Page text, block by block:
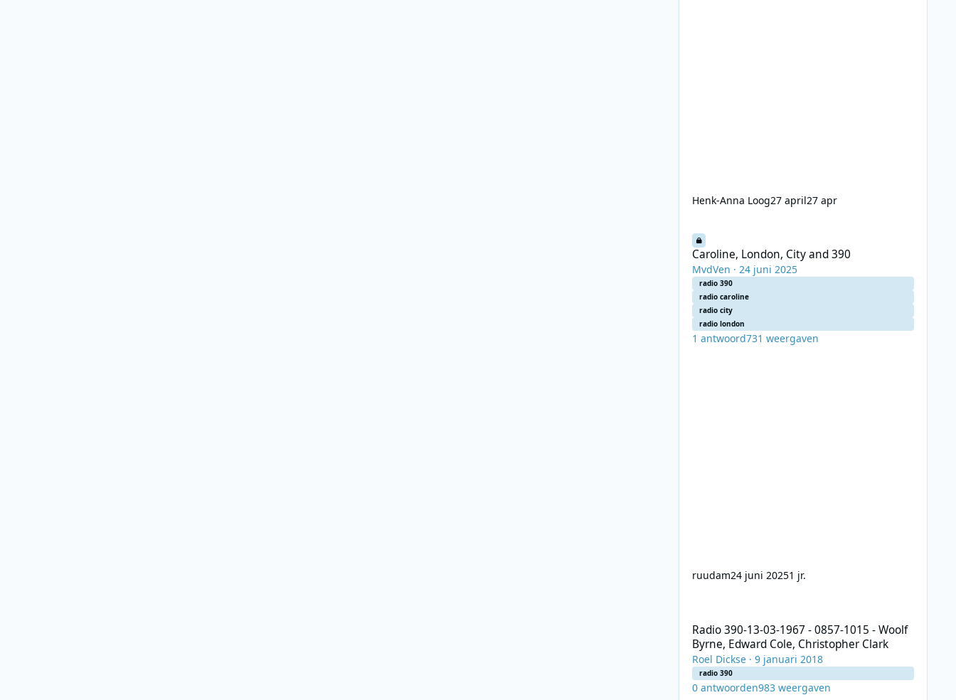
Henk-Anna Loog27 april27 apr
Caroline, London, City and 390
MvdVen · 24 juni 2025
radio 390
radio caroline
radio city
radio london
1 antwoord731 weergaven
ruudam24 juni 20251 jr.
Radio 390-13-03-1967 - 0857-1015 - Woolf
Byrne, Edward Cole, Christopher Clark
Roel Dickse· 9 januari 2018
radio 390
0 antwoorden983 weergaven